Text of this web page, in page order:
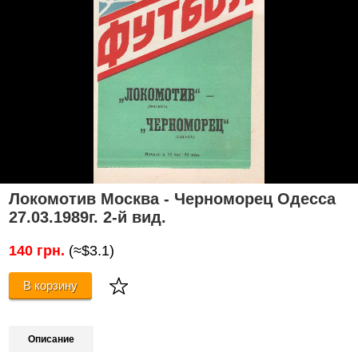
Локомотив Москва - Черноморец Одесса
27.03.1989г. 2-й вид.
140 грн. (≈$3.1)
В корзину
Описание